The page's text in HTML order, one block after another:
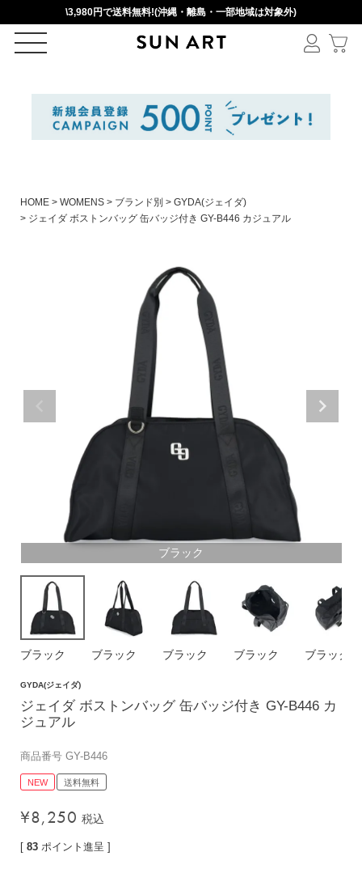
\3,980円で送料無料!(沖縄・離島・一部地域は対象外)
ログイン
新規会員登録
〜
バッグ
ショルダーバッグ
トートバッグ
リュック
ボストンバッグ
財布・小物
HOME WOMENS ブランド別
GYDA(ジェイダ)
ジェイダ ボストンバッグ 缶バッジ付き GY-B446 カジュアル
ブラック
ブラック ブラック ブラック ブラック ブラック
GYDA(ジェイダ)
ジェイダ ボストンバッグ 缶バッジ付き GY-B446 カ
ジュアル
商品番号 GY-B446
NEW 送料無料
¥8,250 税込
[ 83 ポイント進呈 ]